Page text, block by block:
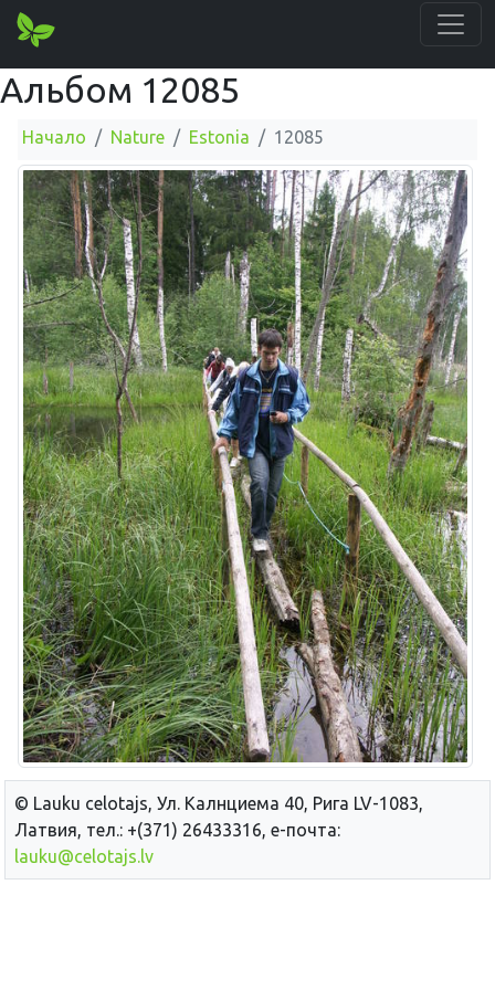
Альбом 12085
Начало Nature Estonia 12085
© Lauku сelotajs, Ул. Калнциема 40, Рига LV-1083,
Латвия, тел.: +(371) 26433316, е-почта:
lauku@celotajs.lv